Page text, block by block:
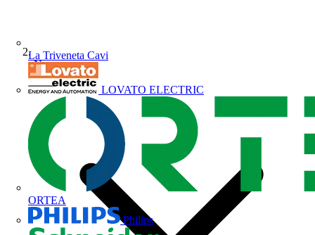
La Triveneta Cavi
LOVATO ELECTRIC
ORTEA
Philips
News